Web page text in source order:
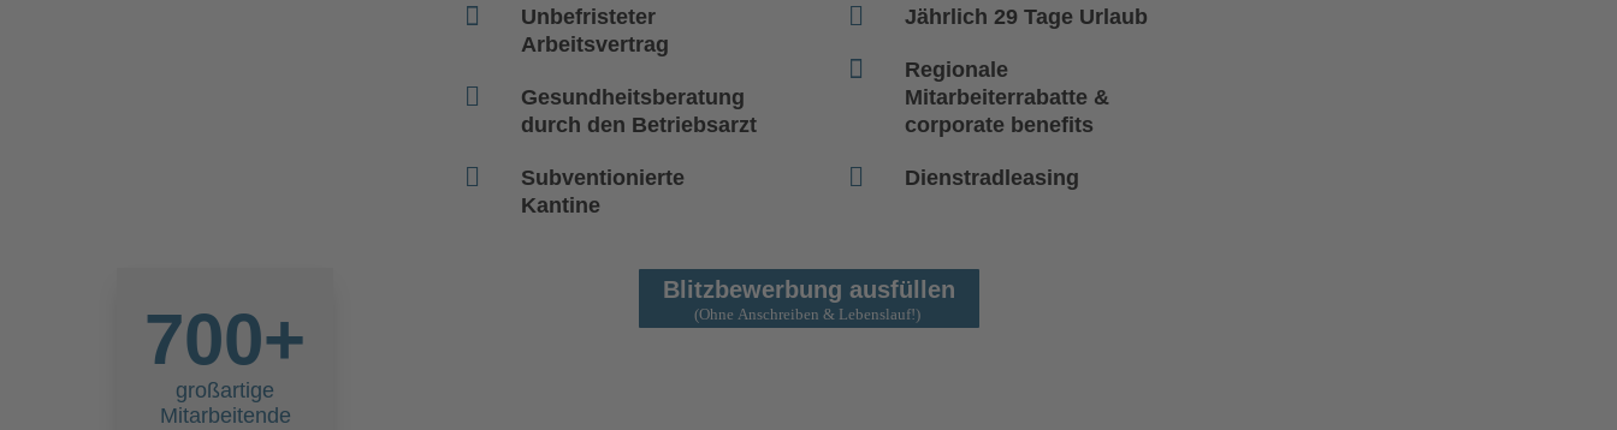

Unbefristeter
Arbeitsvertrag

Gesundheitsberatung
durch den Betriebsarzt

Subventionierte
Kantine
 Jährlich 29 Tage Urlaub

Regionale
Mitarbeiterrabatte &
corporate benefits
 Dienstradleasing
Blitzbewerbung ausfüllen
700+
großartige
Mitarbeitende